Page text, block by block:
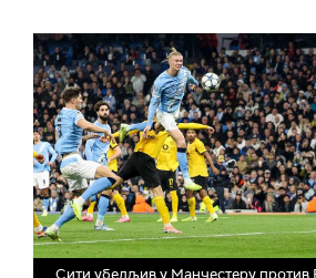
Сити убедљив у Манчестеру против